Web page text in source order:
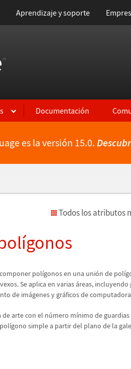
Aprendizaje y soporte
™
Documentación
es la versión 15.0.
Todos los atributos
ígonos
polígonos en una unión de polí
Se aplica en variasáreas, incluyendo
de imágenes y gráficos de
de arte con el número mínimo de
ígono simple a partir del plano de la